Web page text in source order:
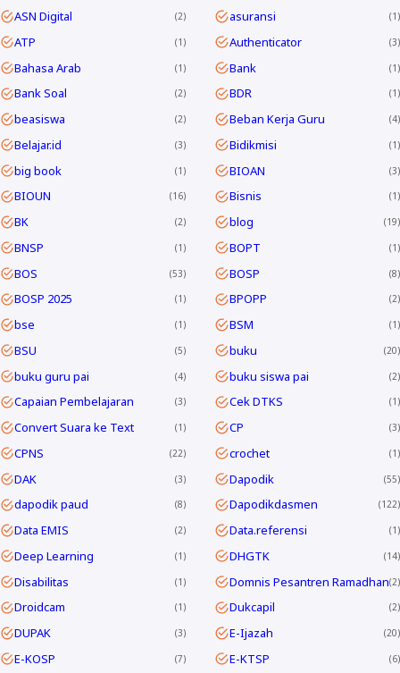
ASN Digital 2 asuransi 1
ATP 1 Authenticator 3
Bahasa Arab 1 Bank 1
Bank Soal 2 BDR 1
beasiswa 2 Beban Kerja Guru 4
Belajar.id 3 Bidikmisi 1
big book 1 BIOAN 3
BIOUN 16 Bisnis 1
BK 2 blog 19
BNSP 1 BOPT 1
BOS 53 BOSP 8
BOSP 2025 1 BPOPP 2
bse 1 BSM 1
BSU 5 buku 20
buku guru pai 4 buku siswa pai 2
Capaian Pembelajaran 3 Cek DTKS 1
Convert Suara ke Text 1 CP 3
CPNS 22 crochet 1
DAK 3 Dapodik 55
dapodik paud 8 Dapodikdasmen 122
Data EMIS 2 Data.referensi 1
Deep Learning 1 DHGTK 14
Disabilitas 1 Domnis Pesantren Ramadhan 2
Droidcam 1 Dukcapil 2
DUPAK 3 E-Ijazah 20
E-KOSP 7 E-KTSP 6